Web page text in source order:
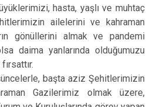
hasta, yaşlı ve muhtaç
ailelerini ve kahraman
gönüllerini almak ve pandemi
daima yanlarında olduğumuzu
başta aziz Şehitlerimizin
Gazilerimiz olmak üzere,